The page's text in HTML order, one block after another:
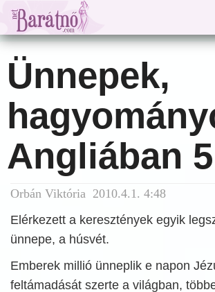
Ünnepek,
Angliában
Orbán Viktória 2010.4.1. 4:48
Elérkezett a keresztények egyik
ünnepe, a húsvét.
Emberek millió ünneplik e napon
feltámadását szerte a világban,